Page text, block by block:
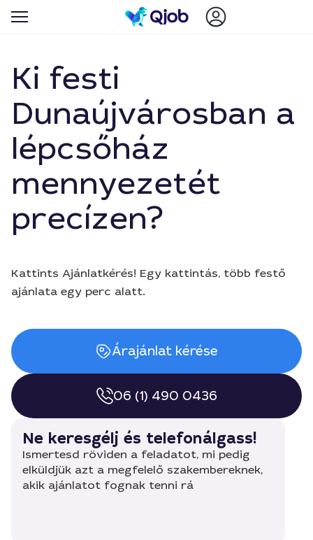
Ki festi
Dunaújvárosban a
lépcsőház
mennyezetét
precízen?
Kattints Ajánlatkérés! Egy kattintás, több festő
ajánlata egy perc alatt.
Árajánlat kérése
06 (1) 490 0436
Ne keresgélj és telefonálgass!
Ismertesd röviden a feladatot, mi pedig
elküldjük azt a megfelelő szakembereknek,
akik ajánlatot fognak tenni rá